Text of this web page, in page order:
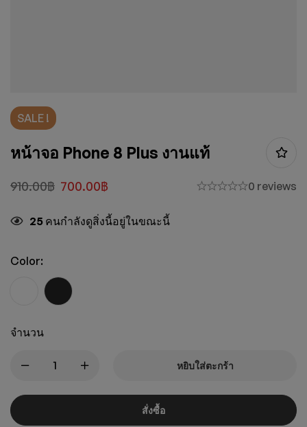
SALE !
หน้าจอ Phone 8 Plus งานแท้
910.00฿ 700.00฿ 0 reviews
25 คนกำลังดูสิ่งนี้อยู่ในขณะนี้
Color:
จำนวน
หยิบใส่ตะกร้า
สั่งซื้อ